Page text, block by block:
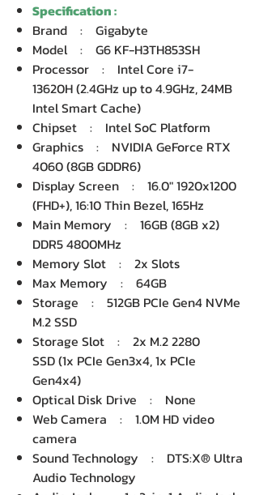
Specification :
Brand : Gigabyte
Model : G6 KF-H3TH853SH
Processor : Intel Core i7-
13620H (2.4GHz up to 4.9GHz, 24MB
Intel Smart Cache)
Chipset : Intel SoC Platform
Graphics : NVIDIA GeForce RTX
4060 (8GB GDDR6)
Display Screen : 16.0" 1920x1200
(FHD+), 16:10 Thin Bezel, 165Hz
Main Memory : 16GB (8GB x2)
DDR5 4800MHz
Memory Slot : 2x Slots
Max Memory : 64GB
Storage : 512GB PCIe Gen4 NVMe
M.2 SSD
Storage Slot : 2x M.2 2280
SSD (1x PCIe Gen3x4, 1x PCIe
Gen4x4)
Optical Disk Drive : None
Web Camera : 1.0M HD video
camera
Sound Technology : DTS:X® Ultra
Audio Technology